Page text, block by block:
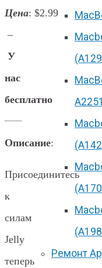
Ремонт
Цена: $2.99
–
У
нас
бесплатно
Описание:
Присоединитесь
к
силам
Jelly
теперь